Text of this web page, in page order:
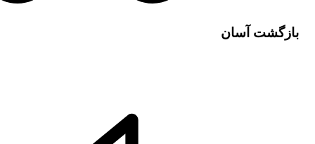
بازگشت آسان